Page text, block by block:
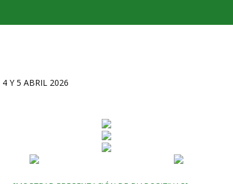
Y 5 ABRIL 2026